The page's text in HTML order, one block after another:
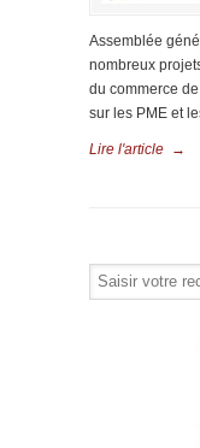
Assemblée
nombreux
du commerce
sur les PME et
Lire l'article →